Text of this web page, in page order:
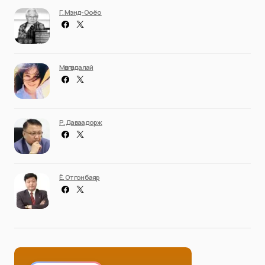
Г. Мэнд-Ооёо
Мөнгөндалай
Р. Даваадорж
Ё. Отгонбаяр